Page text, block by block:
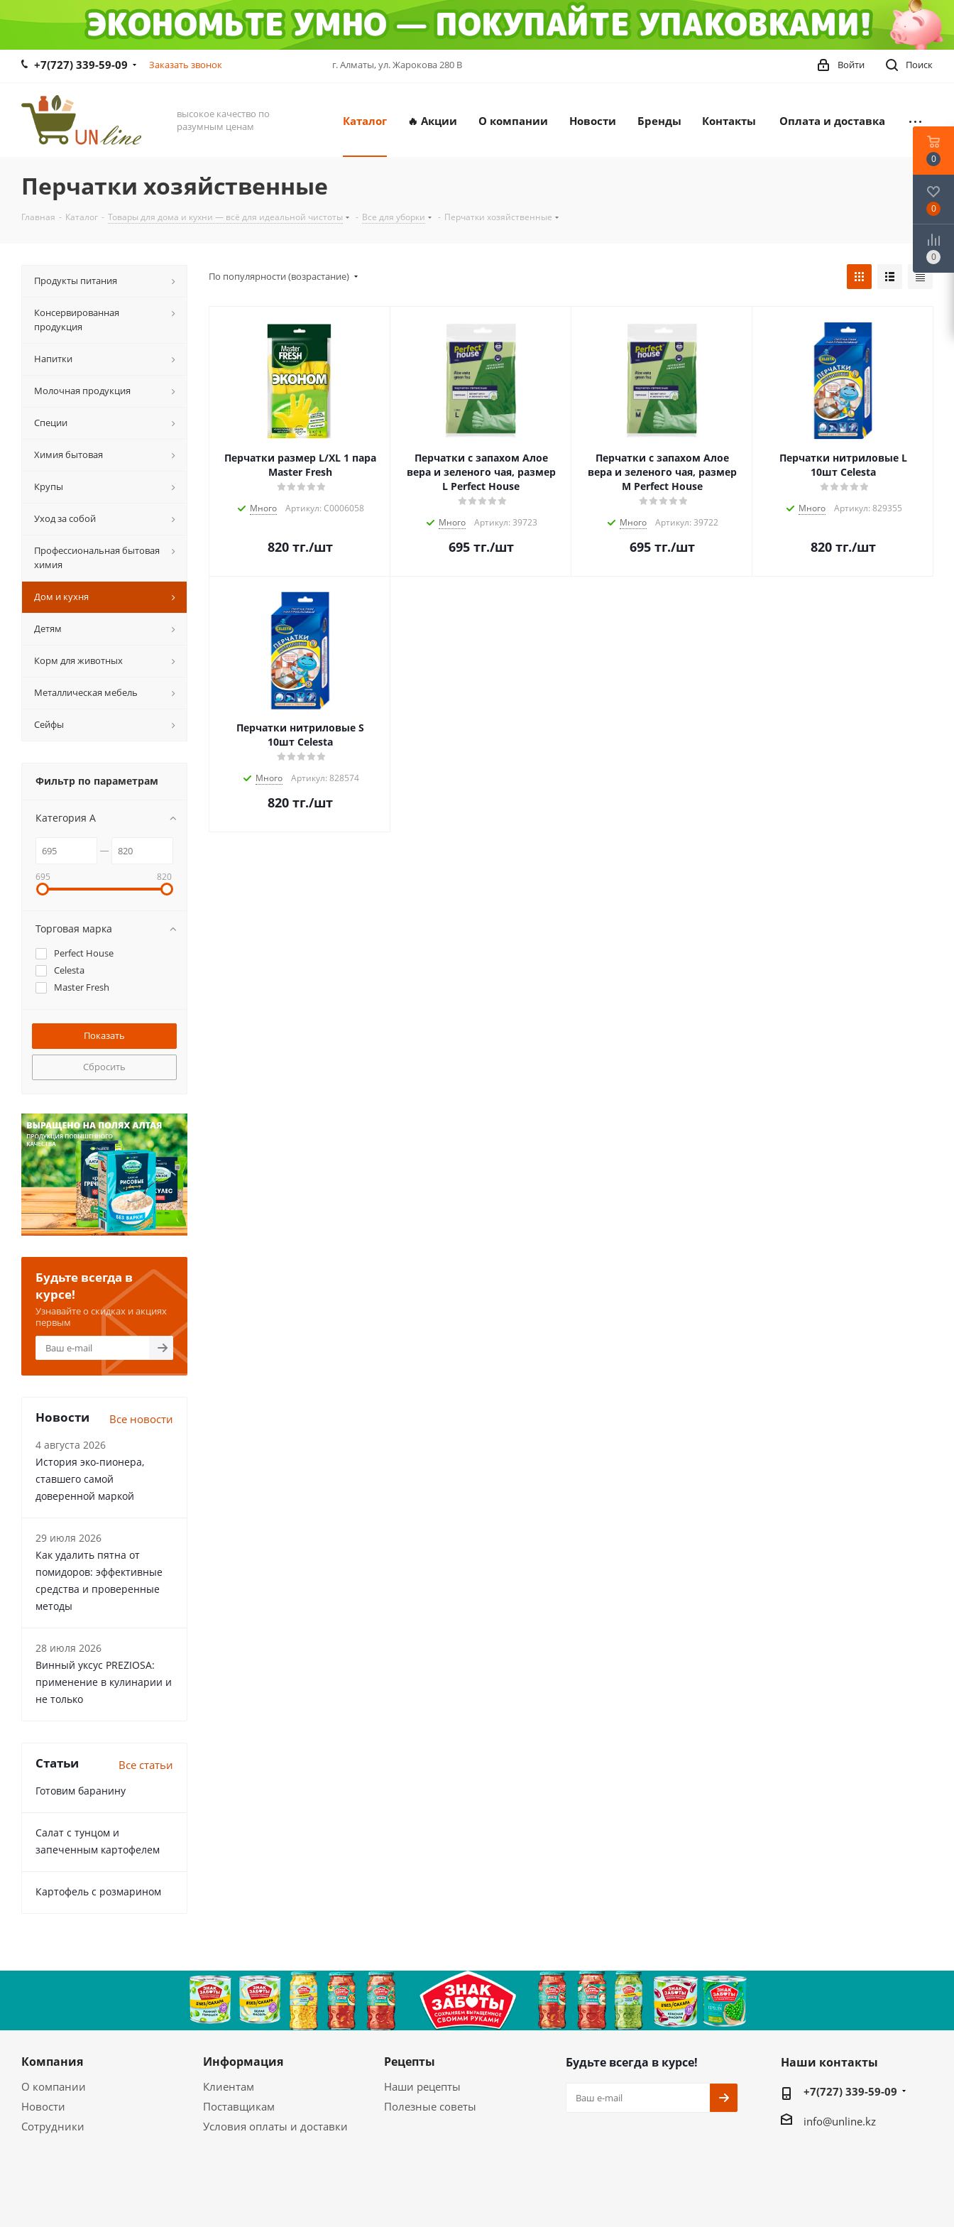
+7(727) 339-59-09 Заказать звонок г. Алматы, ул. Жарокова 280 В Поиск
Войти
высокое качество по
разумным ценам
Каталог 🔥 Акции О компании Новости Бренды Контакты Оплата и доставка
Перчатки хозяйственные
Главная - Каталог - Товары для дома и кухни — всё для идеальной чистоты - Все для уборки - Перчатки хозяйственные
По популярности (возрастание)
Перчатки размер L/XL 1 пара
Master Fresh
Много Артикул: С0006058
820тг./шт
Перчатки с запахом Алое
вера и зеленого чая, размер
L Perfect House
Много Артикул: 39723
695тг./шт
Перчатки с запахом Алое
вера и зеленого чая, размер
М Perfect House
Много Артикул: 39722
695тг./шт
Перчатки нитриловые L
10шт Celesta
Много Артикул: 829355
820тг./шт
Перчатки нитриловые S
10шт Celesta
Много Артикул: 828574
820тг./шт
Продукты питания
Консервированная
продукция
Напитки
Молочная продукция
Специи
Химия бытовая
Крупы
Уход за собой
Профессиональная бытовая
химия
Дом и кухня
Детям
Корм для животных
Металлическая мебель
Сейфы
Фильтр по параметрам
Категория А
695 820
Торговая марка
Perfect House
Celesta
Master Fresh
Сбросить
Будьте всегда в
курсе!
Узнавайте о скидках и акциях
первым
Новости Все новости
4 августа 2026
История эко-пионера,
ставшего самой
доверенной маркой
29 июля 2026
Как удалить пятна от
помидоров: эффективные
средства и проверенные
методы
28 июля 2026
Винный уксус PREZIOSA:
применение в кулинарии и
не только
Статьи Все статьи
Готовим баранину
Салат с тунцом и
запеченным картофелем
Картофель с розмарином
Компания
О компании
Новости
Сотрудники
Информация
Клиентам
Поставщикам
Условия оплаты и доставки
Рецепты
Наши рецепты
Полезные советы
Будьте всегда в курсе! Наши контакты
+7(727) 339-59-09
info@unline.kz
0
0
0